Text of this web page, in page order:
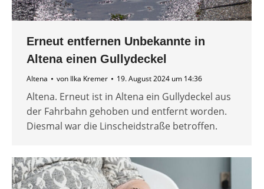
Erneut entfernen Unbekannte in
Altena einen Gullydeckel
Altena von Ilka Kremer 19. August 2024 um 14:36
Altena. Erneut ist in Altena ein Gullydeckel aus
der Fahrbahn gehoben und entfernt worden.
Diesmal war die Linscheidstraße betroffen.